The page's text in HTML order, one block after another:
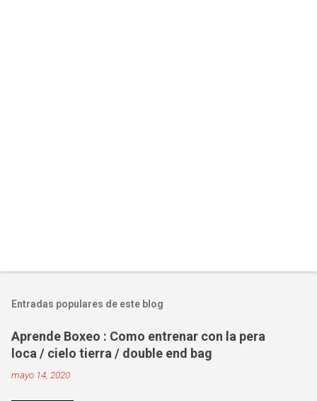
Entradas populares de este blog
Aprende Boxeo : Como entrenar con la pera
loca / cielo tierra / double end bag
mayo 14, 2020